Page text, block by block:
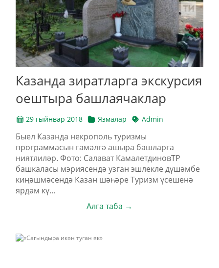
Казанда зиратларга экскурсия
оештыра башлаячаклар
29 гыйнвар 2018 Язмалар Admin
Быел Казанда некрополь туризмы
программасын гамәлгә ашыра башларга
ниятлиләр. Фото: Салават КамалетдиновТР
башкаласы мэриясендә узган эшлекле дүшәмбе
киңәшмәсендә Казан шәһәре Туризм үсешенә
ярдәм кү...
Алга таба →